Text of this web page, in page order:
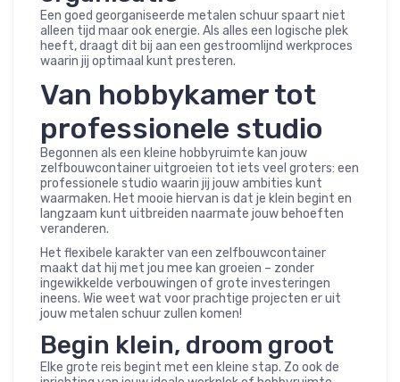
Een goed georganiseerde metalen schuur spaart niet
alleen tijd maar ook energie. Als alles een logische plek
heeft, draagt dit bij aan een gestroomlijnd werkproces
waarin jij optimaal kunt presteren.
Van hobbykamer tot
professionele studio
Begonnen als een kleine hobbyruimte kan jouw
zelfbouwcontainer uitgroeien tot iets veel groters: een
professionele studio waarin jij jouw ambities kunt
waarmaken. Het mooie hiervan is dat je klein begint en
langzaam kunt uitbreiden naarmate jouw behoeften
veranderen.
Het flexibele karakter van een zelfbouwcontainer
maakt dat hij met jou mee kan groeien – zonder
ingewikkelde verbouwingen of grote investeringen
ineens. Wie weet wat voor prachtige projecten er uit
jouw metalen schuur zullen komen!
Begin klein, droom groot
Elke grote reis begint met een kleine stap. Zo ook de